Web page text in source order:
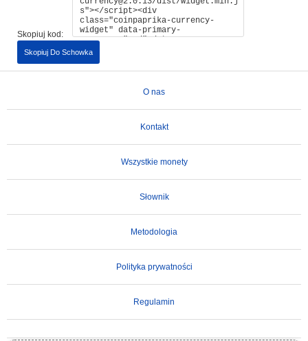
Skopiuj kod:
Skopiuj Do Schowka
O nas
Kontakt
Wszystkie monety
Słownik
Metodologia
Polityka prywatności
Regulamin